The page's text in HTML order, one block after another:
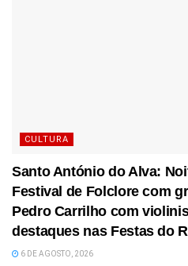
CULTURA
Santo António do Alva:
Festival de Folclore com
Pedro Carrilho com
destaques nas Festas do
6 DE AGOSTO, 2026